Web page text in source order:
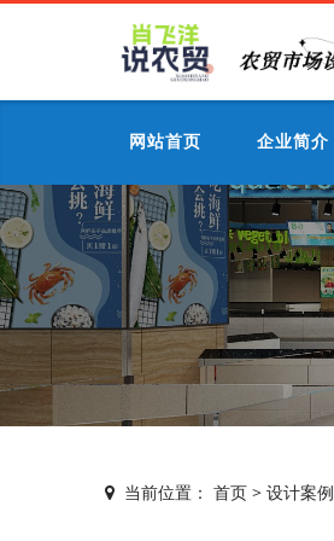
网站首页 企业简介
当前位置： 首页 > 设计案例